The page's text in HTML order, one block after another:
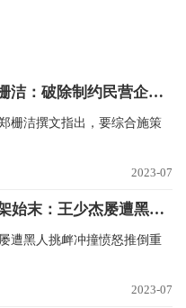
天天快播：国家发改委主任郑栅洁：破除制约民营企业公平参与市场竞争的制度障碍 进一步扩大民间投资准入范围
栅洁撰文指出，要综合施策
2023-07
世界看热讯：还原CBA状元打架始末：王少杰屡遭黑人挑衅冲撞 愤怒推倒重拳暴揍
遭黑人挑衅冲撞愤怒推倒重
2023-07